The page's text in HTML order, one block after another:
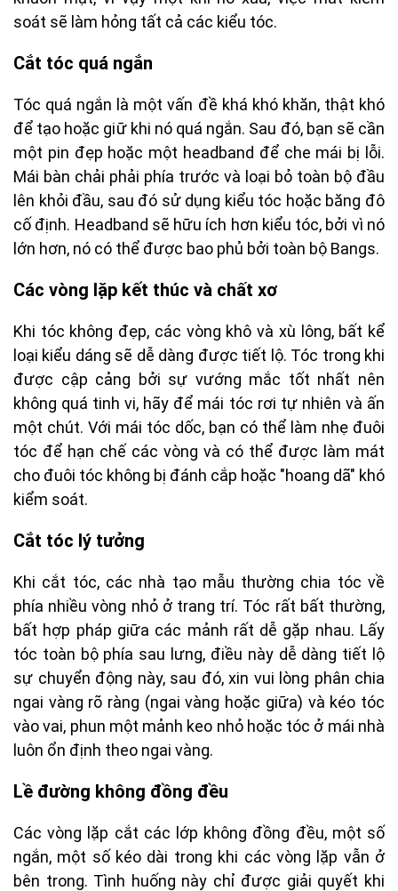
soát sẽ làm hỏng tất cả các kiểu tóc.
Cắt tóc quá ngắn
Tóc quá ngắn là một vấn đề khá khó khăn, thật khó
để tạo hoặc giữ khi nó quá ngắn. Sau đó, bạn sẽ cần
một pin đẹp hoặc một headband để che mái bị lỗi.
Mái bàn chải phải phía trước và loại bỏ toàn bộ đầu
lên khỏi đầu, sau đó sử dụng kiểu tóc hoặc băng đô
cố định. Headband sẽ hữu ích hơn kiểu tóc, bởi vì nó
lớn hơn, nó có thể được bao phủ bởi toàn bộ Bangs.
Các vòng lặp kết thúc và chất xơ
Khi tóc không đẹp, các vòng khô và xù lông, bất kể
loại kiểu dáng sẽ dễ dàng được tiết lộ. Tóc trong khi
được cập cảng bởi sự vướng mắc tốt nhất nên
không quá tinh vi, hãy để mái tóc rơi tự nhiên và ấn
một chút. Với mái tóc dốc, bạn có thể làm nhẹ đuôi
tóc để hạn chế các vòng và có thể được làm mát
cho đuôi tóc không bị đánh cắp hoặc "hoang dã" khó
kiểm soát.
Cắt tóc lý tưởng
Khi cắt tóc, các nhà tạo mẫu thường chia tóc về
phía nhiều vòng nhỏ ở trang trí. Tóc rất bất thường,
bất hợp pháp giữa các mảnh rất dễ gặp nhau. Lấy
tóc toàn bộ phía sau lưng, điều này dễ dàng tiết lộ
sự chuyển động này, sau đó, xin vui lòng phân chia
ngai vàng rõ ràng (ngai vàng hoặc giữa) và kéo tóc
vào vai, phun một mảnh keo nhỏ hoặc tóc ở mái nhà
luôn ổn định theo ngai vàng.
Lề đường không đồng đều
Các vòng lặp cắt các lớp không đồng đều, một số
ngắn, một số kéo dài trong khi các vòng lặp vẫn ở
bên trong. Tình huống này chỉ được giải quyết khi